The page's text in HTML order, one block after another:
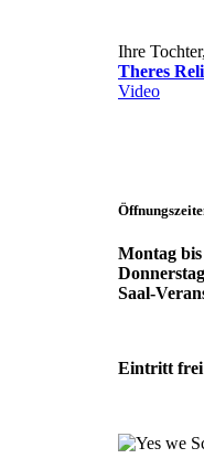
Ihre
Theres
Video
Montag
Saal-
Eintritt frei